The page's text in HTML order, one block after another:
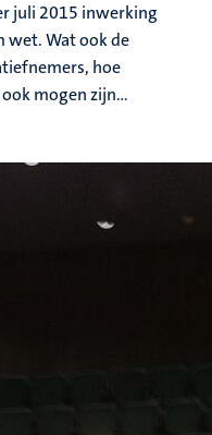
juli 2015 inwerking
wet. Wat ook de
hoe
mogen zijn...